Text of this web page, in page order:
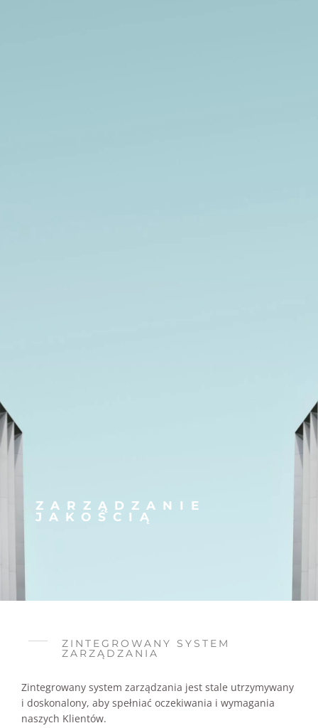
ZARZĄDZANIE
JAKOŚCIĄ
ZINTEGROWANY SYSTEM
ZARZĄDZANIA
Zintegrowany system zarządzania jest stale utrzymywany
i doskonalony, aby spełniać oczekiwania i wymagania
naszych Klientów.